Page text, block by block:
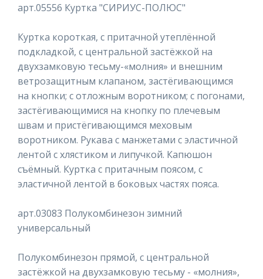
арт.05556 Куртка "СИРИУС-ПОЛЮС"
Куртка короткая, с притачной утеплённой
подкладкой, с центральной застёжкой на
двухзамковую тесьму-«молния» и внешним
ветрозащитным клапаном, застёгивающимся
на кнопки; с отложным воротником; с погонами,
застёгивающимися на кнопку по плечевым
швам и пристёгивающимся меховым
воротником. Рукава с манжетами с эластичной
лентой с хлястиком и липучкой. Капюшон
съёмный. Куртка с притачным поясом, с
эластичной лентой в боковых частях пояса.
арт.03083 Полукомбинезон зимний
универсальный
Полукомбинезон прямой, с центральной
застёжкой на двухзамковую тесьму - «молния»,